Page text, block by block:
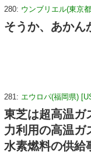
280: ウンブリエル(東京
そうか、あか
281: エウロパ(福岡県)
東芝は超高温ガ
力利用の高温ガ
水素燃料の供給